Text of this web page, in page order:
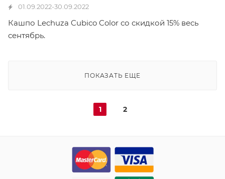
01.09.2022-30.09.2022
Кашпо Lechuza Cubico Color со скидкой 15% весь
сентябрь.
ПОКАЗАТЬ ЕЩЕ
1 2